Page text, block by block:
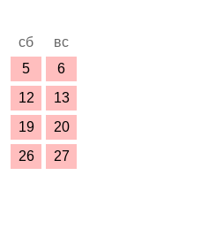
сб
вс
5
6
12
13
19
20
26
27